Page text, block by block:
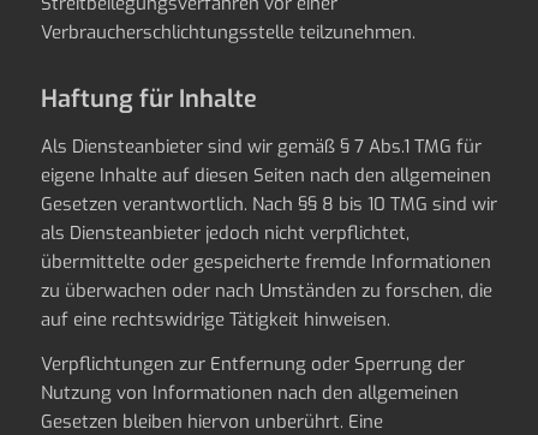
Verbraucherschlichtungsstelle teilzunehmen.
Haftung für Inhalte
Als Diensteanbieter sind wir gemäß § 7 Abs.1 TMG für
eigene Inhalte auf diesen Seiten nach den allgemeinen
Gesetzen verantwortlich. Nach §§ 8 bis 10 TMG sind wir
als Diensteanbieter jedoch nicht verpflichtet,
übermittelte oder gespeicherte fremde Informationen
zu überwachen oder nach Umständen zu forschen, die
auf eine rechtswidrige Tätigkeit hinweisen.
Verpflichtungen zur Entfernung oder Sperrung der
Nutzung von Informationen nach den allgemeinen
Gesetzen bleiben hiervon unberührt. Eine